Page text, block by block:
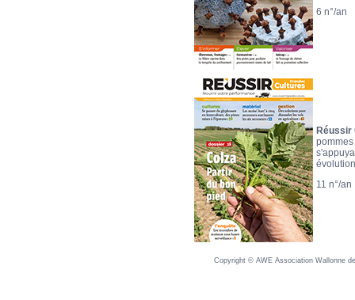
6 n°/an
Réussir
11 n°/an
Copyright © AWE Association Wallonne